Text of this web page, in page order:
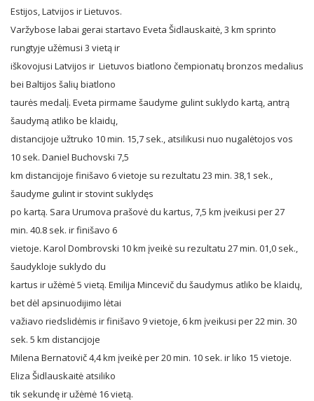
Estijos, Latvijos ir Lietuvos.
Varžybose labai gerai startavo Eveta Šidlauskaitė, 3 km sprinto
rungtyje užėmusi 3 vietą ir
iškovojusi Latvijos ir Lietuvos biatlono čempionatų bronzos medalius
bei Baltijos šalių biatlono
taurės medalį. Eveta pirmame šaudyme gulint suklydo kartą, antrą
šaudymą atliko be klaidų,
distancijoje užtruko 10 min. 15,7 sek., atsilikusi nuo nugalėtojos vos
10 sek. Daniel Buchovski 7,5
km distancijoje finišavo 6 vietoje su rezultatu 23 min. 38,1 sek.,
šaudyme gulint ir stovint suklydęs
po kartą. Sara Urumova prašovė du kartus, 7,5 km įveikusi per 27
min. 40.8 sek. ir finišavo 6
vietoje. Karol Dombrovski 10 km įveikė su rezultatu 27 min. 01,0 sek.,
šaudykloje suklydo du
kartus ir užėmė 5 vietą. Emilija Mincevič du šaudymus atliko be klaidų,
bet dėl apsinuodijimo lėtai
važiavo riedslidėmis ir finišavo 9 vietoje, 6 km įveikusi per 22 min. 30
sek. 5 km distancijoje
Milena Bernatovič 4,4 km įveikė per 20 min. 10 sek. ir liko 15 vietoje.
Eliza Šidlauskaitė atsiliko
tik sekundę ir užėmė 16 vietą.